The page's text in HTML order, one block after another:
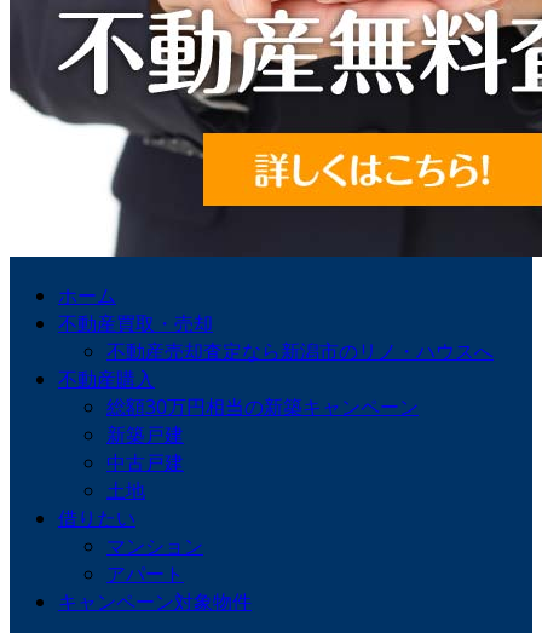
ホーム
不動産買取・売却
不動産売却査定なら新潟市のリノ・ハウスへ
不動産購入
総額30万円相当の新築キャンペーン
新築戸建
中古戸建
土地
借りたい
マンション
アパート
キャンペーン対象物件